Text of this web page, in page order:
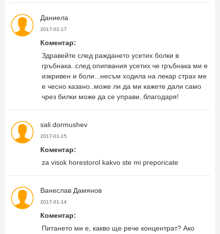
Даниела
2017-02-17
Коментар:
Здравейте след раждането усетих болки в
гръбнака..след опипвания усетих че гръбнака ми е
изкривен и боли...несъм ходила на лекар страх ме
е чесно казано..може ли да ми кажете дали само
чрез билки може да се управи..благодаря!
sali dormushev
2017-01-15
Коментар:
za visok horestorol kakvo ste mi preporicate
Ванеслав Дамянов
2017-01-14
Коментар:
Питането ми е, какво ще рече концентрат? Ако